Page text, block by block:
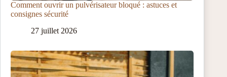
Comment ouvrir un pulvérisateur bloqué : astuces et
consignes sécurité
27 juillet 2026